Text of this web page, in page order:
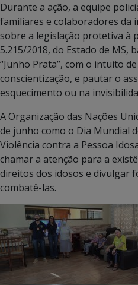
Durante a ação, a equipe
familiares e colaboradores da
sobre a legislação protetiva à
5.215/2018, do Estado de MS,
“Junho Prata”, com o intuito
conscientização, e pautar o
esquecimento ou na
A Organização das Nações
de junho como o Dia Mundial
Violência contra a Pessoa
chamar a atenção para a
direitos dos idosos e divulgar
combatê-las.